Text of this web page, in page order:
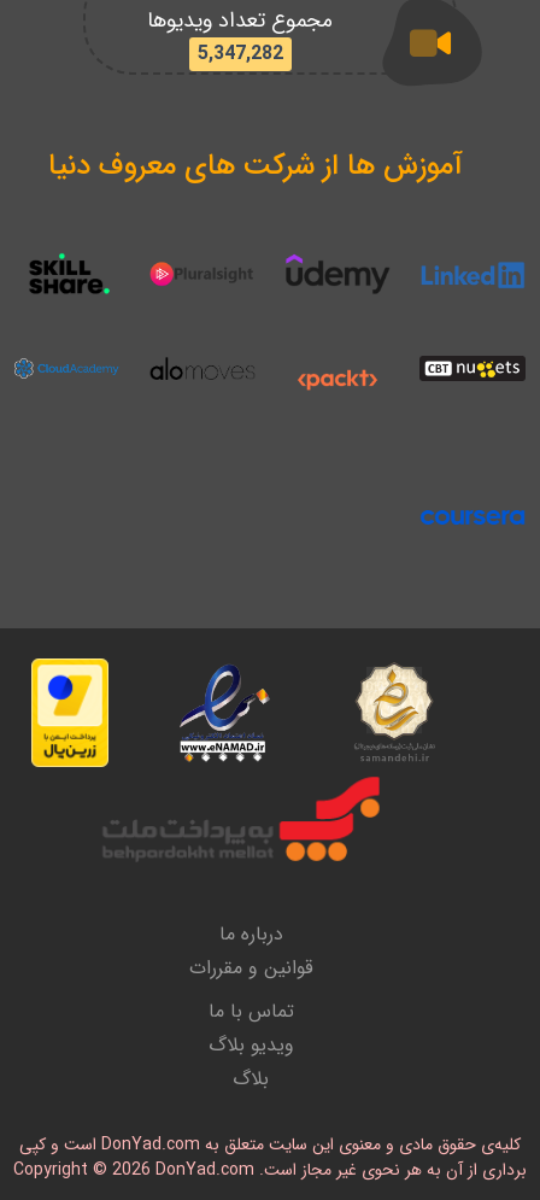
مجموع تعداد ویدیوها
5,347,282
آموزش ها از شرکت های معروف دنیا
درباره ما
قوانین و مقررات
تماس با ما
ویدیو بلاگ
بلاگ
کلیه‌ی حقوق مادی و معنوی این سایت متعلق به DonYad.com است و کپی
برداری از آن به هر نحوی غیر مجاز است. Copyright © 2026 DonYad.com